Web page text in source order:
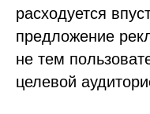
расходуется
предложение
не тем
целевой